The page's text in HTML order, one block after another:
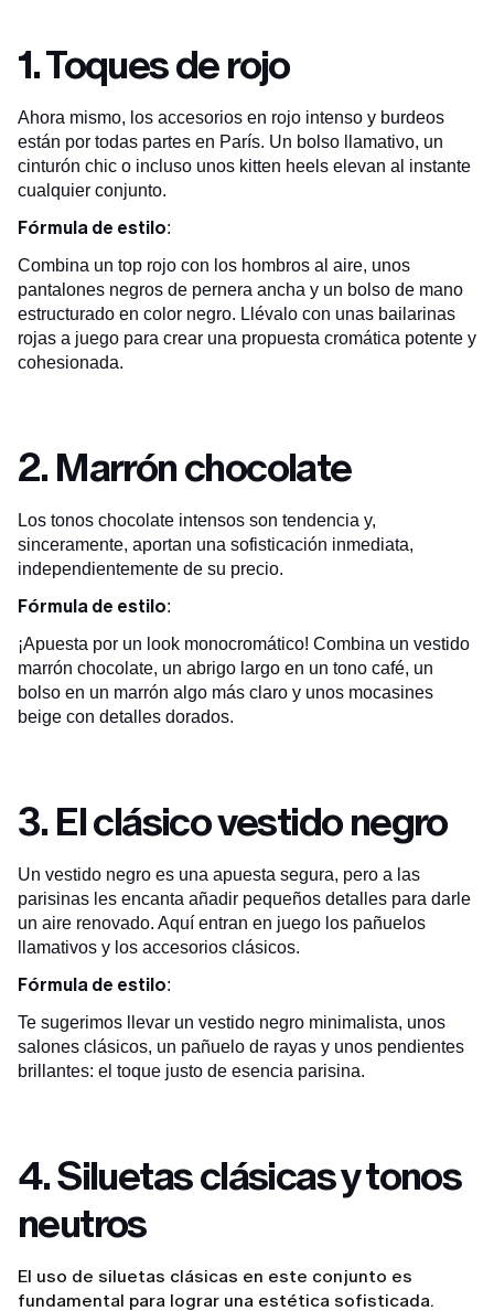
1. Toques de rojo
Ahora mismo, los accesorios en rojo intenso y burdeos
están por todas partes en París. Un bolso llamativo, un
cinturón chic o incluso unos kitten heels elevan al instante
cualquier conjunto.
Fórmula de estilo:
Combina un top rojo con los hombros al aire, unos
pantalones negros de pernera ancha y un bolso de mano
estructurado en color negro. Llévalo con unas bailarinas
rojas a juego para crear una propuesta cromática potente y
cohesionada.
2. Marrón chocolate
Los tonos chocolate intensos son tendencia y,
sinceramente, aportan una sofisticación inmediata,
independientemente de su precio.
Fórmula de estilo:
¡Apuesta por un look monocromático! Combina un vestido
marrón chocolate, un abrigo largo en un tono café, un
bolso en un marrón algo más claro y unos mocasines
beige con detalles dorados.
3. El clásico vestido negro
Un vestido negro es una apuesta segura, pero a las
parisinas les encanta añadir pequeños detalles para darle
un aire renovado. Aquí entran en juego los pañuelos
llamativos y los accesorios clásicos.
Fórmula de estilo:
Te sugerimos llevar un vestido negro minimalista, unos
salones clásicos, un pañuelo de rayas y unos pendientes
brillantes: el toque justo de esencia parisina.
4. Siluetas clásicas y tonos
neutros
El uso de siluetas clásicas en este conjunto es
fundamental para lograr una estética sofisticada.